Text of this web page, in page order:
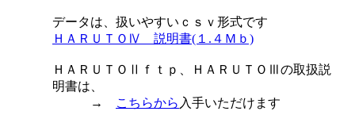
データは、扱いやすいｃｓｖ形式です
ＨＡＲＵＴＯⅣ 説明書(１.４Ｍｂ)
ＨＡＲＵＴＯⅡｆｔｐ、ＨＡＲＵＴＯⅢの取扱説
明書は、
→
こちらから 入手いただけます